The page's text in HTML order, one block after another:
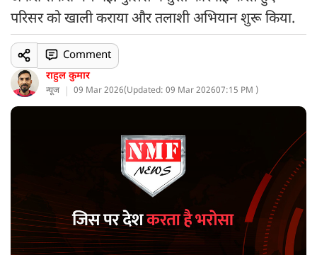
परिसर को खाली कराया और तलाशी अभियान शुरू किया.
राहुल कुमार
न्यूज 09 Mar 2026(Updated: 09 Mar 202607:15 PM )
Comment